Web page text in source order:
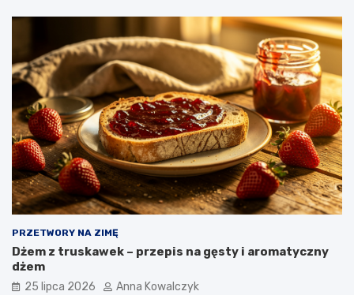
PRZETWORY NA ZIMĘ
Dżem z truskawek – przepis na gęsty i aromatyczny
dżem
25 lipca 2026 Anna Kowalczyk